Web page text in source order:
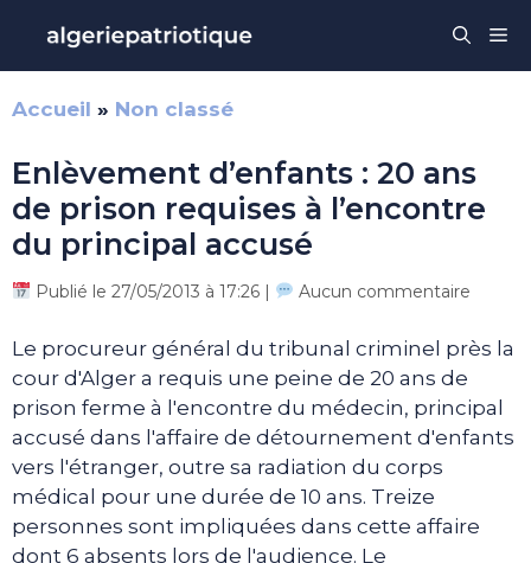
contenu
Accueil » Non classé
Enlèvement d’enfants : 20 ans
de prison requises à l’encontre
du principal accusé
Publié le 27/05/2013 à 17:26 | Aucun commentaire
Le procureur général du tribunal criminel près la
cour d'Alger a requis une peine de 20 ans de
prison ferme à l'encontre du médecin, principal
accusé dans l'affaire de détournement d'enfants
vers l'étranger, outre sa radiation du corps
médical pour une durée de 10 ans. Treize
personnes sont impliquées dans cette affaire
dont 6 absents lors de l'audience. Le